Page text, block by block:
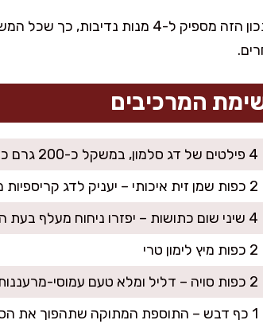
המתכון הזה מספיק ל-4 מנות
המרכיבים
4 פילטים של דג סלמון, במשקל כ-200 גרם כל אחד
2 כפות שמן זית איכותי – יעניק לדג קריספיות משגעת
4 שיני שום כתושות – יפזרו ניחוח מעלף בעת הטיגון
2 כפות מיץ לימון טרי
2 כפות סויה – דליל ומלא טעם עמוסי-מרעננות
1 כף דבש – התוספת המתוקה שתהפוך את הסלמון לממכר